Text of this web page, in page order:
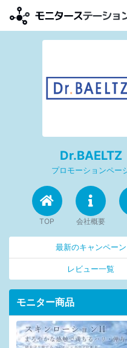
Dr.BAELTZ
プロモーションペー
TOP 会社概要
最新のキャンペーン
レビュー一覧
モニター商品